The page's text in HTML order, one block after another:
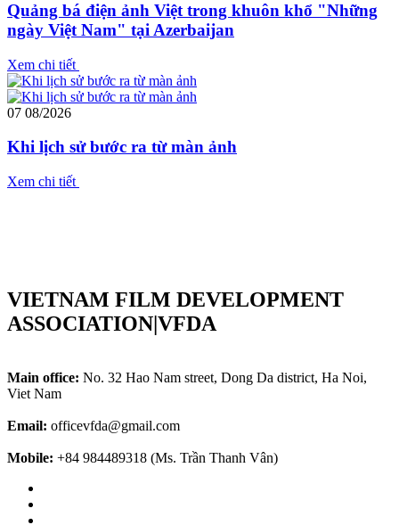
Quảng bá điện ảnh Việt trong khuôn khổ "Những
ngày Việt Nam" tại Azerbaijan
Xem chi tiết
07 08/2026
Khi lịch sử bước ra từ màn ảnh
Xem chi tiết
VIETNAM FILM DEVELOPMENT
ASSOCIATION|VFDA
Main office: No. 32 Hao Nam street, Dong Da district, Ha Noi,
Viet Nam
Email: officevfda@gmail.com
Mobile: +84 984489318 (Ms. Trần Thanh Vân)